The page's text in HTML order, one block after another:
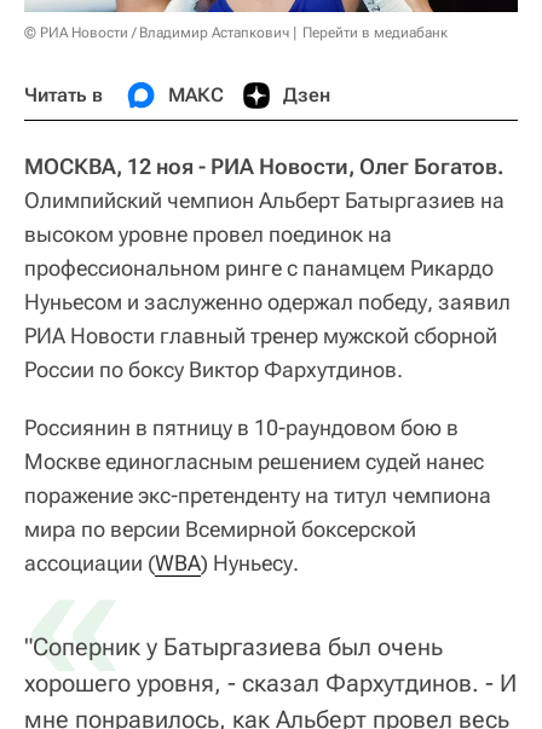
© РИА Новости / Владимир Астапкович Перейти в медиабанк
Читать в МАКС Дзен
МОСКВА, 12 ноя - РИА Новости, Олег Богатов.
Олимпийский чемпион Альберт Батыргазиев на
высоком уровне провел поединок на
профессиональном ринге с панамцем Рикардо
Нуньесом и заслуженно одержал победу, заявил
РИА Новости главный тренер мужской сборной
России по боксу Виктор Фархутдинов.
Россиянин в пятницу в 10-раундовом бою в
Москве единогласным решением судей нанес
поражение экс-претенденту на титул чемпиона
мира по версии Всемирной боксерской
ассоциации (WBA) Нуньесу.
«
"Соперник у Батыргазиева был очень
хорошего уровня, - сказал Фархутдинов. - И
мне понравилось, как Альберт провел весь